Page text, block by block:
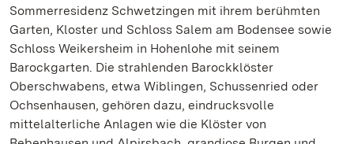
Sommerresidenz Schwetzingen mit ihrem berühmten
Garten, Kloster und Schloss Salem am Bodensee sowie
Schloss Weikersheim in Hohenlohe mit seinem
Barockgarten. Die strahlenden Barockklöster
Oberschwabens, etwa Wiblingen, Schussenried oder
Ochsenhausen, gehören dazu, eindrucksvolle
mittelalterliche Anlagen wie die Klöster von